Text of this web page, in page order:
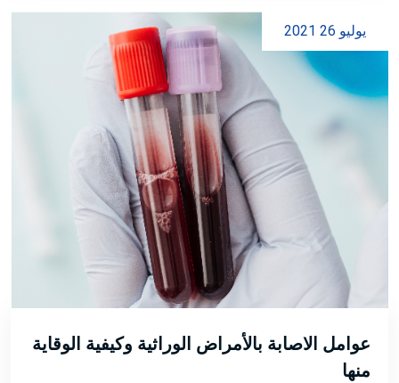
يوليو 26 2021
عوامل الاصابة بالأمراض الوراثية وكيفية الوقاية
منها